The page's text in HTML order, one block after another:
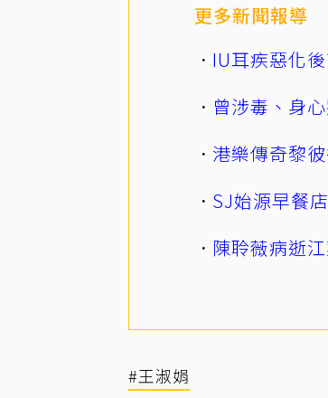
更多新聞報導
IU耳疾惡化
曾涉毒、身
港樂傳奇黎
SJ始源早餐
陳聆薇病逝
#王淑娟